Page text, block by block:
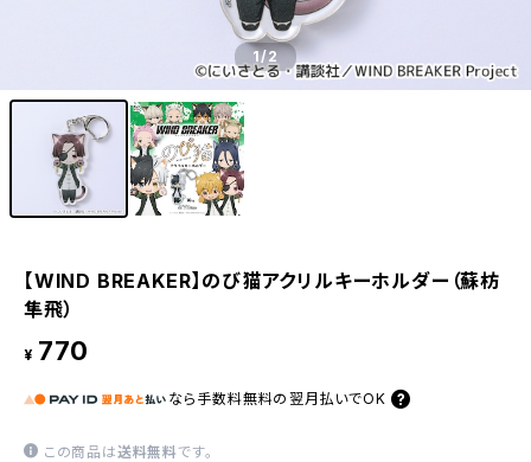
1/2
【WIND BREAKER】のび猫アクリルキーホルダー（蘇枋
隼飛）
¥ 770
なら 手数料無料の 翌月払いでOK
この商品は送料無料です。